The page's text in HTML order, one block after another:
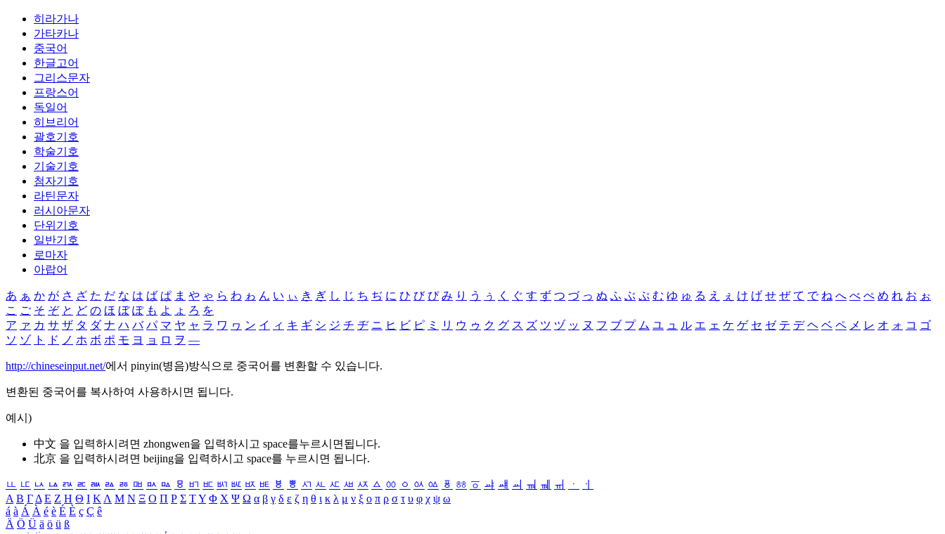
히라가나
가타카나
중국어
한글고어
그리스문자
프랑스어
독일어
히브리어
괄호기호
학술기호
기술기호
첨자기호
라틴문자
러시아문자
단위기호
일반기호
로마자
아랍어
あ ぁ か が さ ざ た だ な は ば ぱ ま や ゃ ら わ ゎ ん い ぃ き ぎ し じ ち ぢ に ひ び ぴ み り う ぅ く ぐ す ず つ づ っ ぬ ふ ぶ ぷ む ゆ ゅ る え ぇ け げ せ ぜ て で ね へ べ ぺ め れ お ぉ
こ ご そ ぞ と ど の ほ ぼ ぽ も よ ょ ろ を
ア ァ カ サ ザ タ ダ ナ ハ バ パ マ ヤ ャ ラ ワ ヮ ン イ ィ キ ギ シ ジ チ ヂ ニ ヒ ビ ピ ミ リ ウ ゥ ク グ ス ズ ツ ヅ ッ ヌ フ ブ プ ム ユ ュ ル エ ェ ケ ゲ セ ゼ テ デ ヘ ベ ペ メ レ オ ォ コ ゴ
ソ ゾ ト ド ノ ホ ボ ポ モ ヨ ョ ロ ヲ ―
http://chineseinput.net/에서 pinyin(병음)방식으로 중국어를 변환할 수 있습니다.
변환된 중국어를 복사하여 사용하시면 됩니다.
예시)
中文 을 입력하시려면 zhongwen을 입력하시고 space를누르시면됩니다.
北京 을 입력하시려면 beijing을 입력하시고 space를 누르시면 됩니다.
ㅥ ㅦ ㅧ ㅨ ㅩ ㅪ ㅫ ㅬ ㅭ ㅮ ㅯ ㅰ ㅱ ㅲ ㅳ ㅴ ㅵ ㅶ ㅷ ㅸ ㅹ ㅺ ㅻ ㅼ ㅽ ㅾ ㅿ ㆀ ㆁ ㆂ ㆃ ㆄ ㆅ ㆆ ㆇ ㆈ ㆉ ㆊ ㆋ ㆌ ㆍ
ㆎ
Α Β ΓΔ Ε Ζ Η Θ Ι ΚΛ Μ Ν Ξ Ο Π Ρ Σ ΤΥ Φ Χ Ψ Ω α β γ δ ε ζ η θ ι κ λ μ ν ξ ο π ρ σ τ υ φ χ ψ ω
á à Á À é è É È ç Ç ê
Ä Ö Ü ä ö ü ß